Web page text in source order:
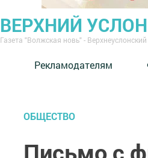
ВЕРХНИЙ
Газета "Волжская новь" -
Рекламодателям
ОБЩЕСТВО
Письмо с